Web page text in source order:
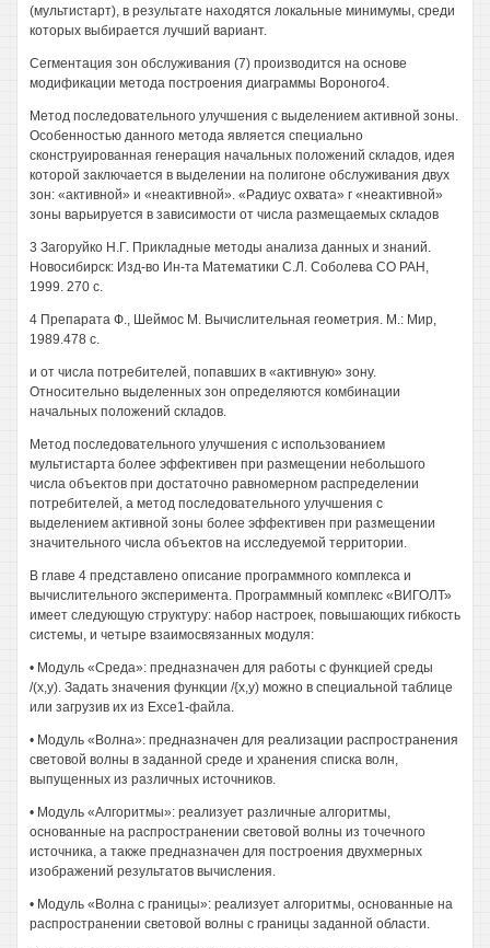
(мультистарт), в результате находятся локальные минимумы, среди
которых выбирается лучший вариант.
Сегментация зон обслуживания (7) производится на основе
модификации метода построения диаграммы Вороного4.
Метод последовательного улучшения с выделением активной зоны.
Особенностью данного метода является специально
сконструированная генерация начальных положений складов, идея
которой заключается в выделении на полигоне обслуживания двух
зон: «активной» и «неактивной». «Радиус охвата» г «неактивной»
зоны варьируется в зависимости от числа размещаемых складов
3 Загоруйко Н.Г. Прикладные методы анализа данных и знаний.
Новосибирск: Изд-во Ин-та Математики С.Л. Соболева СО РАН,
1999. 270 с.
4 Препарата Ф., Шеймос М. Вычислительная геометрия. М.: Мир,
1989.478 с.
и от числа потребителей, попавших в «активную» зону.
Относительно выделенных зон определяются комбинации
начальных положений складов.
Метод последовательного улучшения с использованием
мультистарта более эффективен при размещении небольшого
числа объектов при достаточно равномерном распределении
потребителей, а метод последовательного улучшения с
выделением активной зоны более эффективен при размещении
значительного числа объектов на исследуемой территории.
В главе 4 представлено описание программного комплекса и
вычислительного эксперимента. Программный комплекс «ВИГОЛТ»
имеет следующую структуру: набор настроек, повышающих гибкость
системы, и четыре взаимосвязанных модуля:
• Модуль «Среда»: предназначен для работы с функцией среды
/(х,у). Задать значения функции /{х,у) можно в специальной таблице
или загрузив их из Ехсе1-файла.
• Модуль «Волна»: предназначен для реализации распространения
световой волны в заданной среде и хранения списка волн,
выпущенных из различных источников.
• Модуль «Алгоритмы»: реализует различные алгоритмы,
основанные на распространении световой волны из точечного
источника, а также предназначен для построения двухмерных
изображений результатов вычисления.
• Модуль «Волна с границы»: реализует алгоритмы, основанные на
распространении световой волны с границы заданной области.